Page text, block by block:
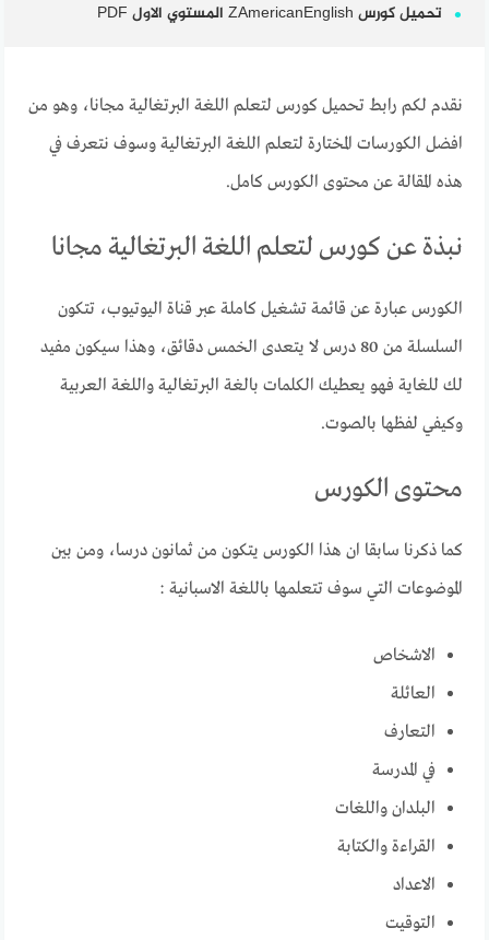
تحميل كورس ZAmericanEnglish المستوي الاول PDF
نقدم لكم رابط تحميل كورس لتعلم اللغة البرتغالية مجانا، وهو من
افضل الكورسات المختارة لتعلم اللغة البرتغالية وسوف نتعرف في
هذه المقالة عن محتوى الكورس كامل.
نبذة عن كورس لتعلم اللغة البرتغالية مجانا
الكورس عبارة عن قائمة تشغيل كاملة عبر قناة اليوتيوب، تتكون
السلسلة من 80 درس لا يتعدى الخمس دقائق، وهذا سيكون مفيد
لك للغاية فهو يعطيك الكلمات بالغة البرتغالية واللغة العربية
وكيفي لفظها بالصوت.
محتوى الكورس
كما ذكرنا سابقا ان هذا الكورس يتكون من ثمانون درسا، ومن بين
الموضوعات التي سوف تتعلمها باللغة الاسبانية :
الاشخاص
العائلة
التعارف
في المدرسة
البلدان واللغات
القراءة والكتابة
الاعداد
التوقيت